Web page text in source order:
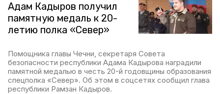
Адам Кадыров получил
памятную медаль к 20-
летию полка «Север»
Помощника главы Чечни, секретаря Совета
безопасности республики Адама Кадырова наградили
памятной медалью в честь 20-й годовщины образования
спецполка «Север». Об этом в соцсетях сообщил глава
республики Рамзан Кадыров.